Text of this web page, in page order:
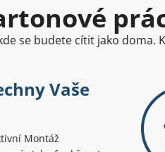
se budete cítit jako doma.
Vaše
Montáž